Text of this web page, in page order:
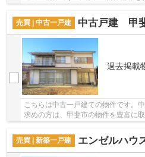
売買 | 中古一戸建
中古戸建 甲
過去掲載
こちらは中古一戸建ての物件です。
求めの方は、甲斐市の物件を豊富に
売買 | 新築一戸建
エンゼルハウス